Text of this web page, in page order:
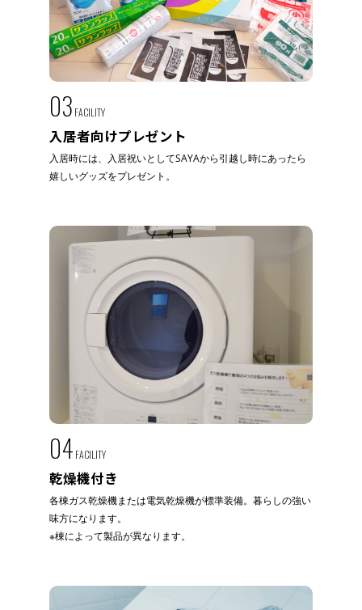
03 FACILITY
入居者向けプレゼント
入居時には、入居祝いとしてSAYAから引越し時にあったら
嬉しいグッズをプレゼント。
04 FACILITY
乾燥機付き
各棟ガス乾燥機または電気乾燥機が標準装備。暮らしの強い
味方になります。
※棟によって製品が異なります。